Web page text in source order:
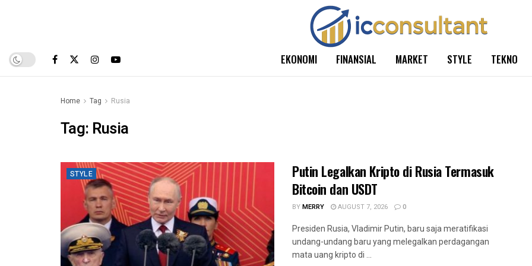
EKONOMI FINANSIAL MARKET STYLE TEKNO
Home Tag Rusia
Tag: Rusia
STYLE
Putin Legalkan Kripto di Rusia Termasuk
Bitcoin dan USDT
BYMERRY AUGUST 7, 2026 0
Presiden Rusia, Vladimir Putin, baru saja meratifikasi
undang-undang baru yang melegalkan perdagangan
mata uang kripto di ...